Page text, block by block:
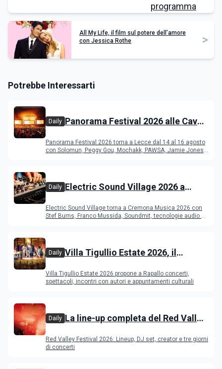
All My Life, il film sul potere dell’amore
con Jessica Rothe
>
Potrebbe Interessarti
Daily Panorama Festival 2026 alle Cave
programma
Panorama Festival 2026 torna a Lecce dal 14 al 16 agosto
con Solomun, Peggy Gou, Mochakk, PAWSA, Jamie Jones
Daily Electric Sound Village 2026 a
Young Band Contest, il programma
Electric Sound Village torna a Cremona Musica 2026 con
Stef Burns, Franco Mussida, Soundmit, tecnologie audio e
Daily Villa Tigullio Estate 2026, il
Villa Tigullio Estate 2026 propone a Rapallo concerti,
spettacoli, incontri con autori e appuntamenti culturali
Daily La line-up completa del Red Valley
Red Valley Festival 2026: Lineup, DJ set, creator e tre giorni
di concerti